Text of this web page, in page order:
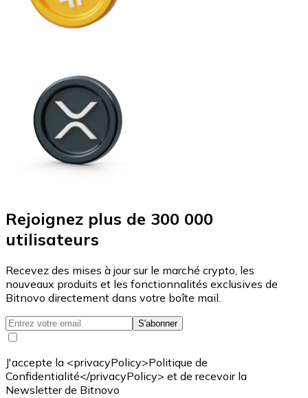
Rejoignez plus de 300 000
utilisateurs
Recevez des mises à jour sur le marché crypto, les
nouveaux produits et les fonctionnalités exclusives de
Bitnovo directement dans votre boîte mail.
S'abonner
J'accepte la <privacyPolicy>Politique de
Confidentialité</privacyPolicy> et de recevoir la
Newsletter de Bitnovo